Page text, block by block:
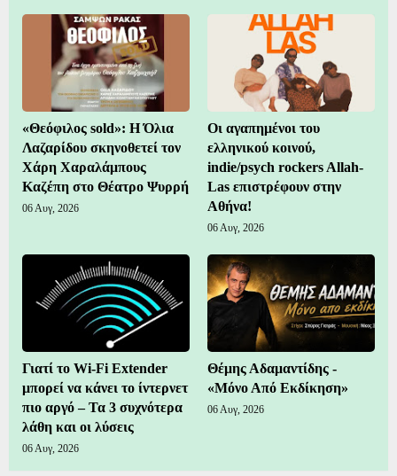
«Θεόφιλος sold»: Η Όλια
Λαζαρίδου σκηνοθετεί τον
Χάρη Χαραλάμπους
Καζέπη στο Θέατρο Ψυρρή
06 Αυγ, 2026
Οι αγαπημένοι του
ελληνικού κοινού,
indie/psych rockers Allah-
Las επιστρέφουν στην
Αθήνα!
06 Αυγ, 2026
Γιατί το Wi-Fi Extender
μπορεί να κάνει το ίντερνετ
πιο αργό – Τα 3 συχνότερα
λάθη και οι λύσεις
06 Αυγ, 2026
Θέμης Αδαμαντίδης -
«Μόνο Από Εκδίκηση»
06 Αυγ, 2026